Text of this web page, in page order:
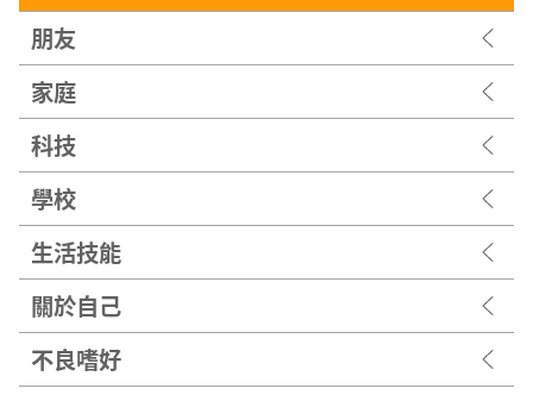
朋友
家庭
科技
學校
生活技能
關於自己
不良嗜好